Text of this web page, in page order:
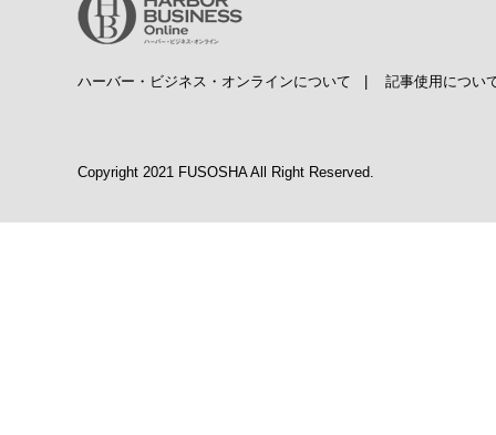
ハーバー・ビジネス・オンラインについて 記事使用につい
Copyright 2021 FUSOSHA All Right Reserved.